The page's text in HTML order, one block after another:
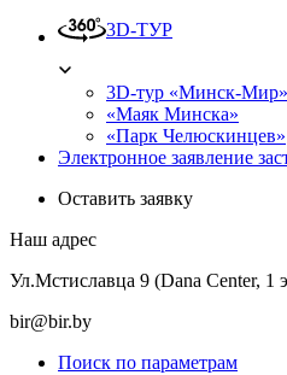
3D-ТУР
3D-тур «Минск-Мир»
«Маяк Минска»
«Парк Челюскинцев»
Электронное заявление
Оставить заявку
Наш адрес
Ул.Мстиславца 9 (Dana Center, 1
bir@bir.by
Поиск по параметрам